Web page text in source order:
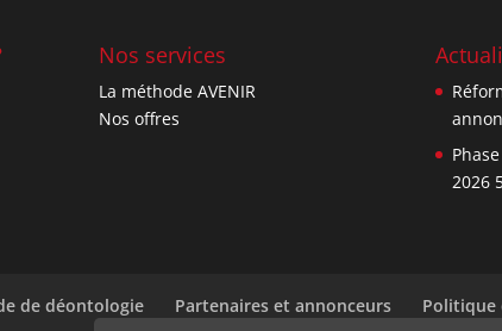
Nos services
La méthode AVENIR
Nos offres
2026
de déontologie Partenaires et annonceurs Politique